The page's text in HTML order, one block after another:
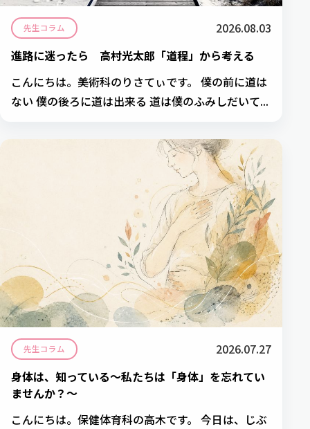
先生コラム
2026.08.03
進路に迷ったら 高村光太郎「道程」から考える
こんにちは。美術科のりさてぃです。 僕の前に道は
ない 僕の後ろに道は出来る 道は僕のふみしだいて...
先生コラム
2026.07.27
身体は、知っている～私たちは「身体」を忘れてい
ませんか？～
こんにちは。保健体育科の高木です。 今日は、じぶ